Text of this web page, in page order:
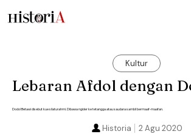
Kultur
Lebaran Afdol dengan
Dodol Betawi disebut kue silaturahmi. Dibawa ngider ke tetangga atau saudara sambil bermaaf-maafan.
2 Agu 2020
Historia